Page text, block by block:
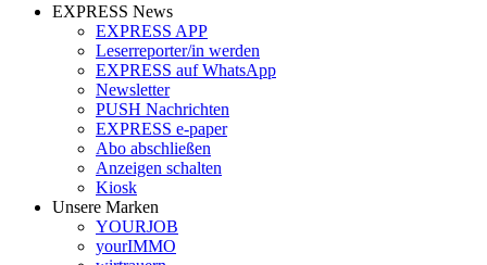
EXPRESS News
EXPRESS APP
Leserreporter/in werden
EXPRESS auf WhatsApp
Newsletter
PUSH Nachrichten
EXPRESS e-paper
Abo abschließen
Anzeigen schalten
Kiosk
Unsere Marken
YOURJOB
yourIMMO